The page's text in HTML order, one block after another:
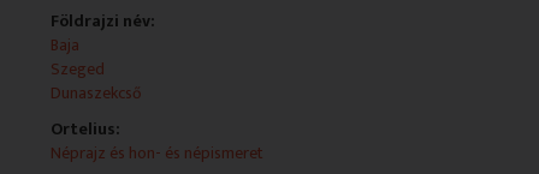
május 8-án a Nemzeti Színházban Budapesten
bemutatták a szabadkai Népszínház Akvárium című
darabját a fiatal alkotó, Nina Plavanjac rendezésében.
Földrajzi név:
Baja
Szeged
Dunaszekcső
Ortelius:
Néprajz és hon- és népismeret